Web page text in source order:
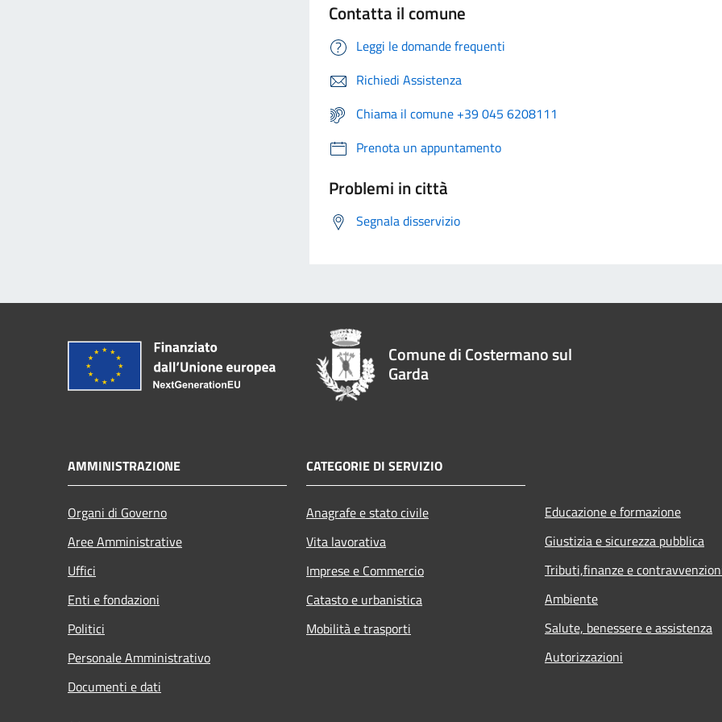
Contatta il comune
Leggi le domande frequenti
Richiedi Assistenza
Chiama il comune +39 045 6208111
Prenota un appuntamento
Problemi in città
Segnala disservizio
Comune di Costermano sul
Garda
AMMINISTRAZIONE
Organi di Governo
Aree Amministrative
Uffici
Enti e fondazioni
Politici
Personale Amministrativo
Documenti e dati
CATEGORIE DI SERVIZIO
Anagrafe e stato civile
Vita lavorativa
Imprese e Commercio
Catasto e urbanistica
Mobilità e trasporti
Educazione e formazione
Giustizia e sicurezza pubblica
Tributi,finanze e
Ambiente
Salute, benessere e assistenza
Autorizzazioni